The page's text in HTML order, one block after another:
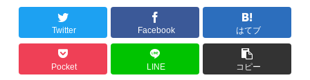
Twitter Facebook はてブ
Pocket LINE コピー